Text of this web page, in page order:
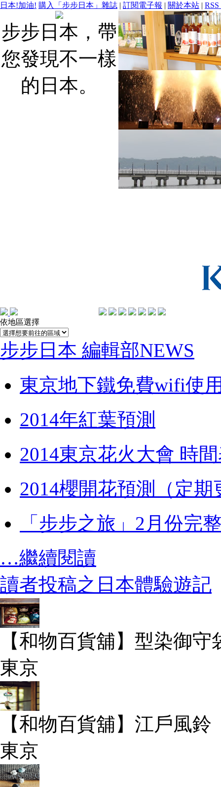
日本!加油! 購入「步步日本」雜誌 | 訂閱電子報 | 關於本站 | RSS
步步日本，帶
您發現不一樣
的日本。
依地區選擇
步步日本 編輯部NEWS
東京地下鐵免費wifi使
2014年紅葉預測
2014東京花火大會 時
2014櫻開花預測（定期
「步步之旅」2月份完
…繼續閱讀
讀者投稿之日本體驗遊記
【和物百貨舖】型染御守
東京
【和物百貨舖】江戶風鈴
東京